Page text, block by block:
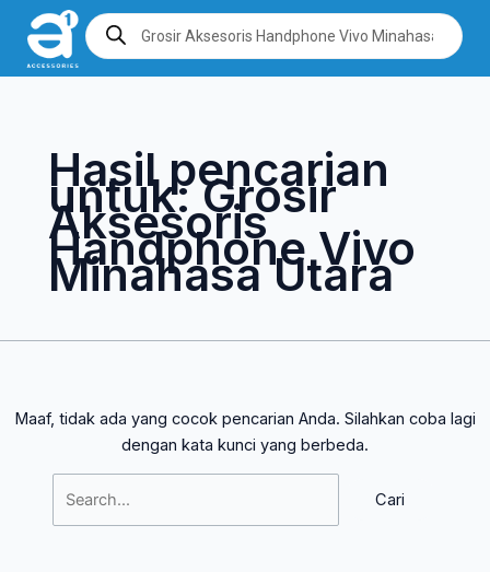
Lewati
konten
Products
search
Hasil pencarian
untuk:Grosir
Aksesoris
Handphone Vivo
Minahasa Utara
Maaf, tidak ada yang cocok pencarian Anda. Silahkan coba lagi
dengan kata kunci yang berbeda.
Cari
untuk: